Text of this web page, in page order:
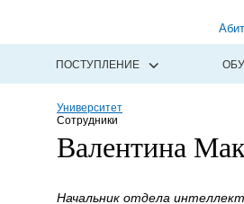
ПОСТУПЛЕНИЕ
Университет
Сотрудники
Валентина
Начальник отдела